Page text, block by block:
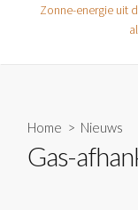
Zonne-energie uit
Home > Nieuws
Gas-